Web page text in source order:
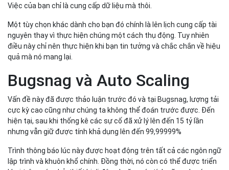
Việc của bạn chỉ là cung cấp dữ liệu mà thôi.
Một tùy chọn khác dành cho bạn đó chính là lên lịch cung cấp tài
nguyên thay vì thực hiện chúng một cách thụ động. Tuy nhiên
điều này chỉ nên thực hiện khi bạn tin tưởng và chắc chắn về hiệu
quả mà nó mang lại.
Bugsnag và Auto Scaling
Vấn đề này đã được thảo luận trước đó và tại Bugsnag, lượng tải
cực kỳ cao cũng như chúng ta không thể đoán trước được. Đến
hiện tại, sau khi thống kê các sự cố đã xử lý lên đến 15 tỷ lần
nhưng vẫn giữ được tính khả dụng lên đến 99,99999%
Trình thông báo lúc này được hoạt động trên tất cả các ngôn ngữ
lập trình và khuôn khổ chính. Đồng thời, nó còn có thể được triển